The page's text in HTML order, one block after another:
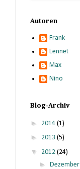
Autoren
Frank
Lennet
Max
Nino
Blog-Archiv
► 2014 (1)
► 2013 (5)
▼ 2012 (24)
► Dezember